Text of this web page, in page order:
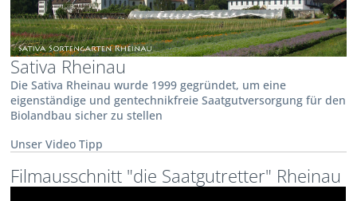
Sativa Rheinau
Die Sativa Rheinau wurde 1999 gegründet, um eine
eigenständige und gentechnikfreie Saatgutversorgung für den
Biolandbau sicher zu stellen
Unser Video Tipp
Filmausschnitt "die Saatgutretter" Rheinau